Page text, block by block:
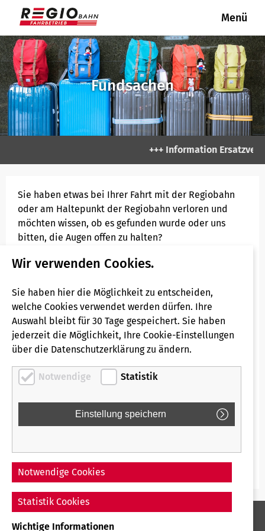
Menü
REGIOBAHN REGIOBAHN
Fahrgastinformation
Aktuelle Informationen
Neue Fahrzeuge für die RE 47
Fahrplanauskunft
Fahrpläne
Linienpläne
Unser Netz
Linie S 28
Linie RE 47
Tickets & Tarife
Fahrradmitnahme
VRR APP
Kundencenter
Fundsachen
Erhöhtes Beförderungsentgelt
Fahrgastrechte & Kundengarantien
Barrierefreies Reisen
Fahrradmitnahme
Hausordnung Fahrzeuge
Unternehmen
Mitgliedschaften / Partner
Gesellschafter Regiobahn
Fahrbetriebsgesellschaft mbH
Presse
Presseverteiler
Presseanfrage
Fundsachen
+++ Information
Sie haben etwas bei Ihrer Fahrt mit der Regiobahn
oder am Haltepunkt der Regiobahn verloren und
möchten wissen, ob es gefunden wurde oder uns
bitten, die Augen offen zu halten?
Kein Problem. Nutzen Sie einfach unten stehendes
Sie können uns bei der Suche unterstützen, wenn Sie
uns im nachfolgenden Formual im FeldBeschreibung
Informationen zur
Einstiegshaltestelle
Einstiegszeit
Fahrrichtung Kaarster See oder Wuppertal
VERFÜGBAR. BITTE WENDEN SIE SICH DIREKT AN
info@regio-bahn.de
Wir verwenden Cookies.
Sie haben hier die Möglichkeit zu entscheiden,
welche Cookies verwendet werden dürfen. Ihre
Auswahl bleibt für 30 Tage gespeichert. Sie haben
jederzeit die Möglichkeit, Ihre Cookie-Einstellungen
über die Datenschutzerklärung zu ändern.
Notwendige Statistik
Notwendige Cookies
Statistik Cookies
Wichtige Informationen